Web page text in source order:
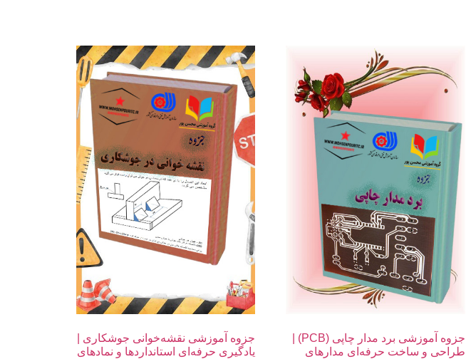
جزوه آموزشی برد مدار چاپی (PCB) |
طراحی و ساخت حرفه‌ای مدارهای
جزوه آموزشی نقشه‌خوانی جوشکاری |
یادگیری حرفه‌ای استانداردها و نمادهای